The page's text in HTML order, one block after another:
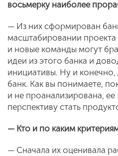
восьмерку наиболее
— Из них сформирован
масштабировании проекта
и новые команды могут
идеи из этого банка и
инициативы. Ну и
банк. Как вы понимаете,
и не проанализирована, ее
перспективу стать
— Кто и по каким
— Сначала их оценивала